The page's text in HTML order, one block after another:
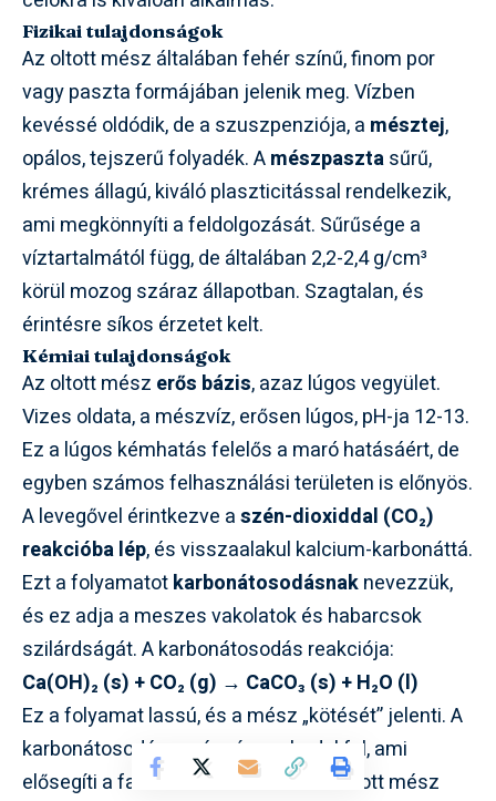
Fizikai tulajdonságok
Az oltott mész általában fehér színű, finom por
vagy paszta formájában jelenik meg. Vízben
kevéssé oldódik, de a szuszpenziója, a mésztej,
opálos, tejszerű folyadék. Amészpasztasűrű,
krémes állagú, kiváló plaszticitással rendelkezik,
ami megkönnyíti a feldolgozását. Sűrűsége a
víztartalmától függ, de általában 2,2-2,4 g/cm³
körül mozog száraz állapotban. Szagtalan, és
érintésre síkos érzetet kelt.
Kémiai tulajdonságok
Az oltott mész erős bázis, azaz lúgos vegyület.
Vizes oldata, a mészvíz, erősen lúgos, pH-ja 12-13.
Ez a lúgos kémhatás felelős a maró hatásáért, de
egyben számos felhasználási területen is előnyös.
A levegővel érintkezve aszén-dioxiddal (CO₂)
reakcióba lép, és visszaalakul kalcium-karbonáttá.
Ezt a folyamatotkarbonátosodásnaknevezzük,
és ez adja a meszes vakolatok és habarcsok
szilárdságát. A karbonátosodás reakciója:
Ca(OH)₂ (s) + CO₂ (g) → CaCO₃ (s) + H₂O (l)
Ez a folyamat lassú, és a mész „kötését” jelenti. A
karbonátosodás során víz szabadul fel, ami
elősegíti a falazat kiszáradását. Az oltott mész